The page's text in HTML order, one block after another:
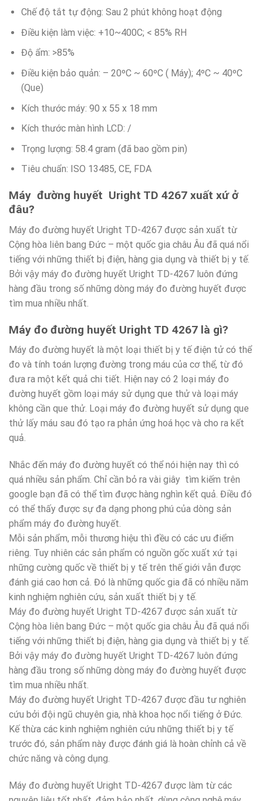
Chế độ tắt tự động: Sau 2 phút không hoạt động
Điều kiện làm việc: +10~400C; < 85% RH
Độ ẩm: >85%
Điều kiện bảo quản: – 20ºC ~ 60ºC ( Máy); 4ºC ~ 40ºC
(Que)
Kích thước máy: 90 x 55 x 18 mm
Kích thước màn hình LCD: /
Trọng lượng: 58.4 gram (đã bao gồm pin)
Tiêu chuẩn: ISO 13485, CE, FDA
Máy đường huyết Uright TD 4267 xuất xứ ở
đâu?
Máy đo đường huyết Uright TD-4267 được sản xuất từ
Cộng hòa liên bang Đức – một quốc gia châu Âu đã quá nổi
tiếng với những thiết bị điện, hàng gia dụng và thiết bị y tế.
Bởi vậy máy đo đường huyết Uright TD-4267 luôn đứng
hàng đầu trong số những dòng máy đo đường huyết được
tìm mua nhiều nhất.
Máy đo đường huyết Uright TD 4267 là gì?
Máy đo đường huyết là một loại thiết bị y tế điện tử có thể
đo và tính toán lượng đường trong máu của cơ thể, từ đó
đưa ra một kết quả chi tiết. Hiện nay có 2 loại máy đo
đường huyết gồm loại máy sử dụng que thử và loại máy
không cần que thử. Loại máy đo đường huyết sử dụng que
thử lấy máu sau đó tạo ra phản ứng hoá học và cho ra kết
quả.
Nhắc đến máy đo đường huyết có thể nói hiện nay thì có
quá nhiều sản phẩm. Chỉ cần bỏ ra vài giây tìm kiếm trên
google bạn đã có thể tìm được hàng nghìn kết quả. Điều đó
có thể thấy được sự đa dạng phong phú của dòng sản
phẩm máy đo đường huyết.
Mỗi sản phẩm, mỗi thương hiệu thì đều có các ưu điểm
riêng. Tuy nhiên các sản phẩm có nguồn gốc xuất xứ tại
những cường quốc về thiết bị y tế trên thế giới vẫn được
đánh giá cao hơn cả. Đó là những quốc gia đã có nhiều năm
kinh nghiệm nghiên cứu, sản xuất thiết bị y tế.
Máy đo đường huyết Uright TD-4267 được sản xuất từ
Cộng hòa liên bang Đức – một quốc gia châu Âu đã quá nổi
tiếng với những thiết bị điện, hàng gia dụng và thiết bị y tế.
Bởi vậy máy đo đường huyết Uright TD-4267 luôn đứng
hàng đầu trong số những dòng máy đo đường huyết được
tìm mua nhiều nhất.
Máy đo đường huyết Uright TD-4267 được đầu tư nghiên
cứu bởi đội ngũ chuyên gia, nhà khoa học nổi tiếng ở Đức.
Kế thừa các kinh nghiệm nghiên cứu những thiết bị y tế
trước đó, sản phẩm này được đánh giá là hoàn chỉnh cả về
chức năng và công dụng.
Máy đo đường huyết Uright TD-4267 được làm từ các